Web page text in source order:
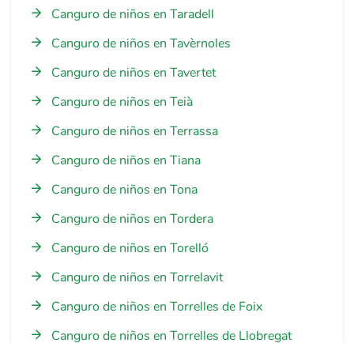
Canguro de niños en Taradell
Canguro de niños en Tavèrnoles
Canguro de niños en Tavertet
Canguro de niños en Teià
Canguro de niños en Terrassa
Canguro de niños en Tiana
Canguro de niños en Tona
Canguro de niños en Tordera
Canguro de niños en Torelló
Canguro de niños en Torrelavit
Canguro de niños en Torrelles de Foix
Canguro de niños en Torrelles de Llobregat